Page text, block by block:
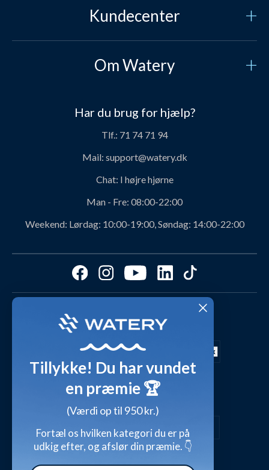
Kundecenter
Kontakt os
Retur og ombytning
Rabatkoder
Produktanbefalinger fra Watery
Størrelsesguides
Cookies & præferencer
Video studio
Shop outfits fra kunder
Inspirationsunivers
Giv et gavekort
Om Watery
Vores historie
Personerne bag Watery
Svømmeklub-aftaler
Affiliate program
Fordele hos Watery
Kundeanmeldelser
FAQ - Mest stillede spørgsmål
Presse
Waterylife - Guides fra eksperter (Blog)
Handelsbetingelser
Har du brug for hjælp?
Tlf.: 71 74 71 94
Mail: support@watery.dk
Chat: I højre hjørne
Man - Fre: 08:00-22:00
Weekend: Lørdag: 10:00-19:00, Søndag: 14:00-22:00
Dag-til-dag levering med
Sikker betaling med
Tillykke! Du har vundet
en præmie 🏆
(Værdi op til 950 kr.)
Fortæl os hvilken kategori du er på
udkig efter, og afslør din præmie. 👇